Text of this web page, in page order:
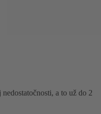
a to už do 2